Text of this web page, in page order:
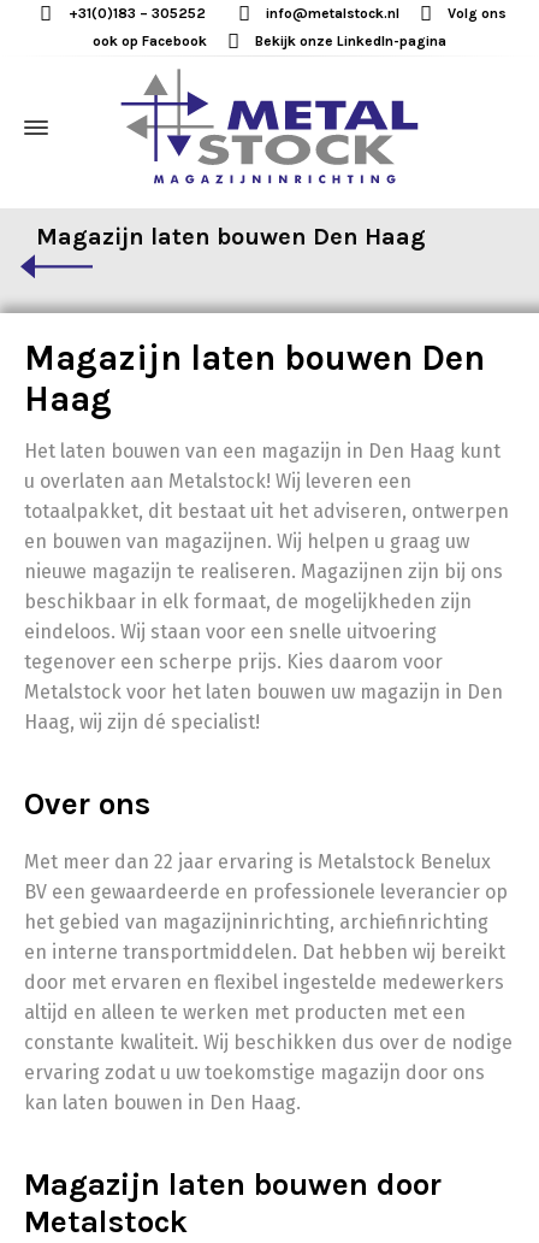
+31(0)183 – 305252 info@metalstock.nl
Volg ons
ook op Facebook
Bekijk onze LinkedIn-pagina
Magazijn laten bouwen Den Haag
Magazijn laten bouwen Den
Haag
Het laten bouwen van een magazijn in Den Haag kunt
u overlaten aan Metalstock! Wij leveren een
totaalpakket, dit bestaat uit het adviseren, ontwerpen
en bouwen van magazijnen. Wij helpen u graag uw
nieuwe magazijn te realiseren. Magazijnen zijn bij ons
beschikbaar in elk formaat, de mogelijkheden zijn
eindeloos. Wij staan voor een snelle uitvoering
tegenover een scherpe prijs. Kies daarom voor
Metalstock voor het laten bouwen uw magazijn in Den
Haag, wij zijn dé specialist!
Over ons
Met meer dan 22 jaar ervaring is Metalstock Benelux
BV een gewaardeerde en professionele leverancier op
het gebied van magazijninrichting, archiefinrichting
en interne transportmiddelen. Dat hebben wij bereikt
door met ervaren en flexibel ingestelde medewerkers
altijd en alleen te werken met producten met een
constante kwaliteit. Wij beschikken dus over de nodige
ervaring zodat u uw toekomstige magazijn door ons
kan laten bouwen in Den Haag.
Magazijn laten bouwen door
Metalstock